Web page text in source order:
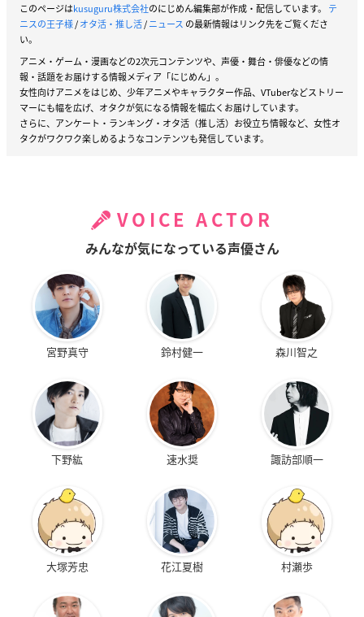
このページはkusuguru株式会社のにじめん編集部が作成・配信しています。 テ
ニスの王子様/オタ活・推し活/ニュース の最新情報はリンク先をご覧くださ
い。
アニメ・ゲーム・漫画などの2次元コンテンツや、声優・舞台・俳優などの情
報・話題をお届けする情報メディア「にじめん」。
女性向けアニメをはじめ、少年アニメやキャラクター作品、VTuberなどストリー
マーにも幅を広げ、オタクが気になる情報を幅広くお届けしています。
さらに、アンケート・ランキング・オタ活（推し活）お役立ち情報など、女性オ
タクがワクワク楽しめるようなコンテンツも発信しています。
VOICE ACTOR
みんなが気になっている声優さん
宮野真守 鈴村健一 森川智之
下野紘 速水奨 諏訪部順一
大塚芳忠 花江夏樹 村瀬歩